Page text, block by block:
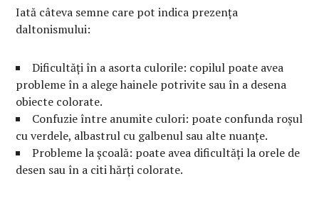
Iată câteva semne care pot indica prezența
daltonismului:
Dificultăți în a asorta culorile: copilul poate avea
probleme în a alege hainele potrivite sau în a desena
obiecte colorate.
Confuzie între anumite culori: poate confunda roșul
cu verdele, albastrul cu galbenul sau alte nuanțe.
Probleme la școală: poate avea dificultăți la orele de
desen sau în a citi hărți colorate.